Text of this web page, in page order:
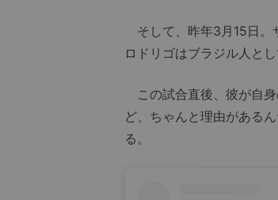
そして、昨年3月15日。
ロドリゴはブラジル人と
この試合直後、彼が自身
ど、ちゃんと理由がある
る。